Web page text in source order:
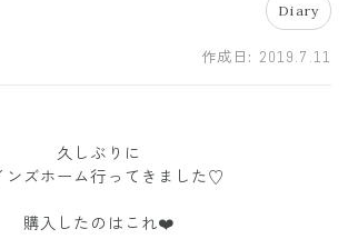
Diary
作成日: 2019.7.11
久しぶりに
ンズホーム行ってきました♡
購入したのはこれ❤️